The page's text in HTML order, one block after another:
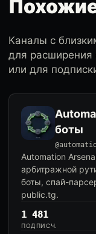
Каналы с
для расширения
или для
боты
Automation
арбитражной
боты, спай-
public.tg.
1 481
ПОДПИСЧ.